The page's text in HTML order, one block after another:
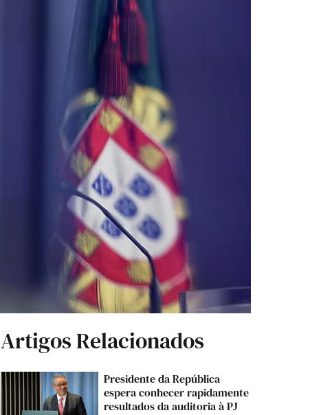
Artigos Relacionados
Presidente da República
espera conhecer rapidamente
resultados da auditoria à PJ